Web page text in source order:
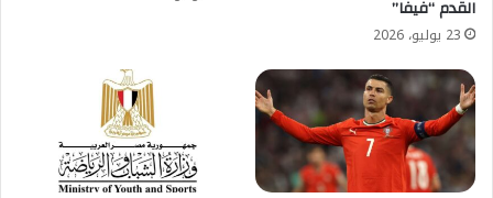
القدم “فيفا”
23 يوليو، 2026